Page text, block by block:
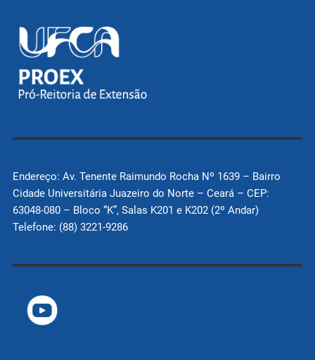
Endereço: Av. Tenente Raimundo Rocha Nº 1639 – Bairro
Cidade Universitária Juazeiro do Norte – Ceará – CEP:
63048-080 – Bloco “K”, Salas K201 e K202 (2º Andar)
Telefone: (88) 3221-9286